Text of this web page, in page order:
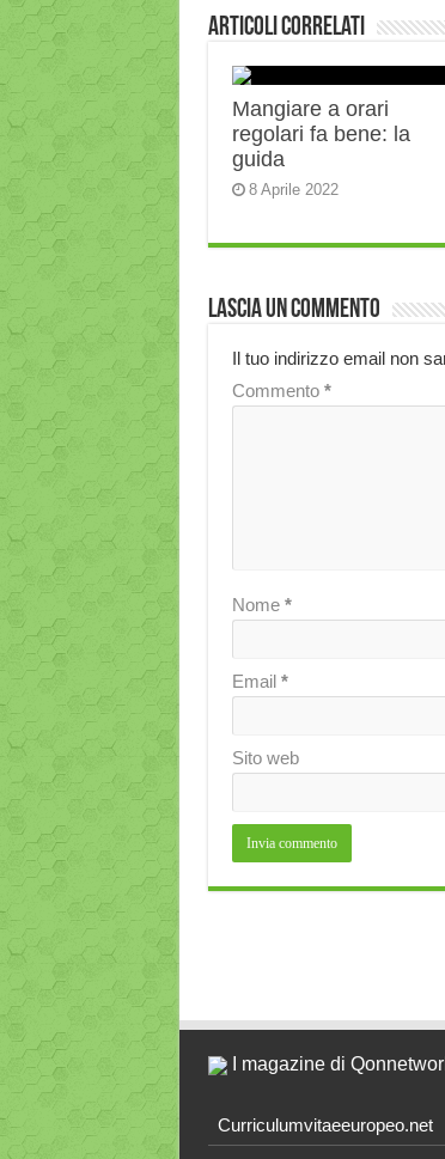
Articoli correlati
Mangiare a orari
regolari fa bene: la
guida
8 Aprile 2022
Lascia un commento
Il tuo indirizzo email non
Commento *
Nome *
Email *
Sito web
I magazine di
Curriculumvitaeeuropeo.net